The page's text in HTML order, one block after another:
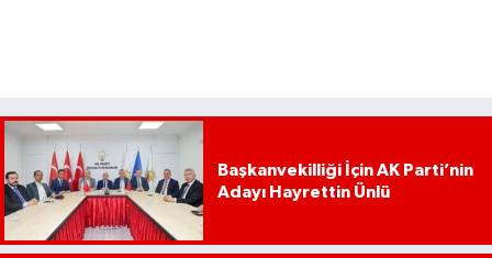
Başkanvekilliği İçin AK Parti’nin
Adayı Hayrettin Ünlü